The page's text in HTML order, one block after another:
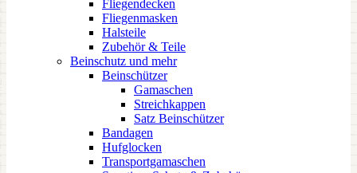
Fliegendecken
Fliegenmasken
Halsteile
Zubehör & Teile
Beinschutz und mehr
Beinschützer
Gamaschen
Streichkappen
Satz Beinschützer
Bandagen
Hufglocken
Transportgamaschen